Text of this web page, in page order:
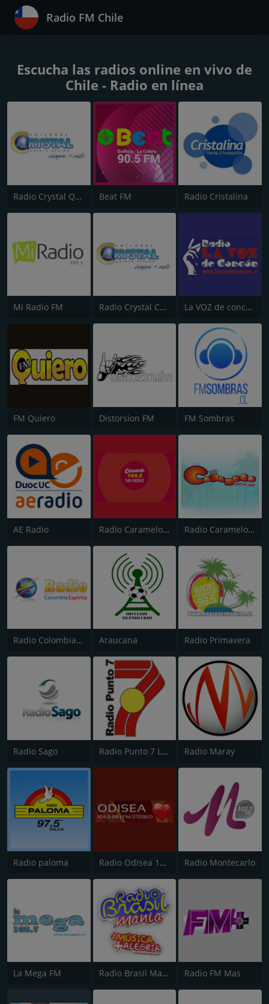
Radio FM Chile
Escucha las radios online en vivo de
Chile - Radio en línea
Radio Crystal Quillota Beat FM Radio Cristalina
Mi Radio FM Radio Crystal Cabildo La VOZ de concón
FM Quiero Distorsion FM FM Sombras
AE Radio Radio Caramelo 104.5 FM Radio Caramelo FM
Radio Colombia Espirita Araucana Radio Primavera
Radio Sago Radio Punto 7 Los Ángeles Radio Maray
Radio paloma Radio Odisea 104.3 FM Radio Montecarlo
La Mega FM Radio Brasil Mania Radio FM Mas